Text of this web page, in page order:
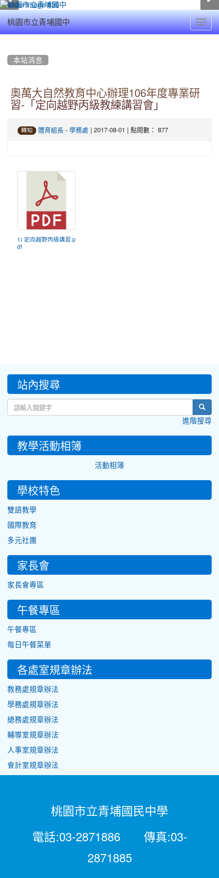
桃園市立青埔國中
本站消息
奧萬大自然教育中心辦理106年度專業研
習-「定向越野丙級教練講習會」
轉知 體育組長 - 學務處 | 2017-08-01 | 點閱數： 877
1) 定向越野丙級講習.p
df
::: 站內搜尋
進階搜尋
教學活動相簿
活動相簿
學校特色
雙語教學
國際教育
多元社團
家長會
家長會專區
午餐專區
午餐專區
每日午餐菜單
各處室規章辦法
教務處規章辦法
學務處規章辦法
總務處規章辦法
輔導室規章辦法
人事室規章辦法
會計室規章辦法
桃園市立青埔國民中學
電話:03-2871886 傳真:03-
2871885